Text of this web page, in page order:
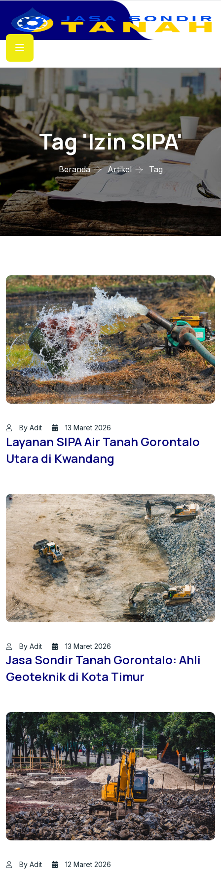
Tag 'izin SIPA'
Beranda Artikel Tag
By Adit 13 Maret 2026
Layanan SIPA Air Tanah Gorontalo
Utara di Kwandang
By Adit 13 Maret 2026
Jasa Sondir Tanah Gorontalo: Ahli
Geoteknik di Kota Timur
By Adit 12 Maret 2026